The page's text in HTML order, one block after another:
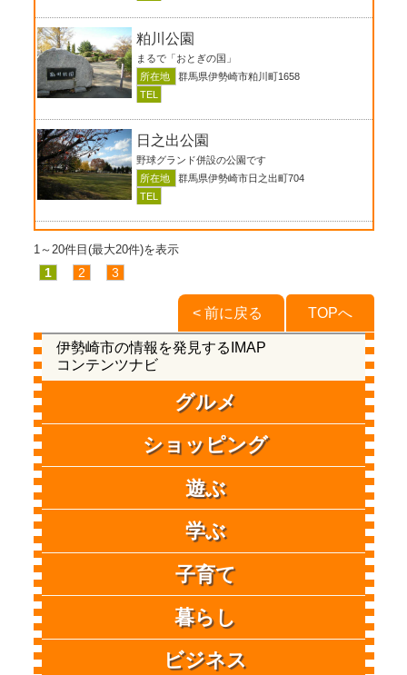
粕川公園
まるで「おとぎの国」
所在地
群馬県伊勢崎市粕川町1658
TEL
日之出公園
野球グランド併設の公園です
所在地
群馬県伊勢崎市日之出町704
TEL
1～20件目(最大20件)を表示
1 2 3
TOPへ
< 前に戻る
伊勢崎市の情報を発見するIMAP
コンテンツナビ
グルメ
ショッピング
遊ぶ
学ぶ
子育て
暮らし
ビジネス